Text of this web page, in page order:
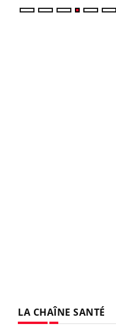
LA CHAÎNE SANTÉ